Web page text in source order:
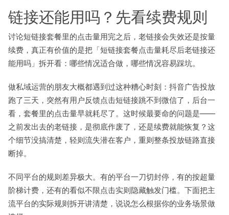
链接还能用吗？先看续费规则
讨论短链接套餐里的点击量用完之后，老链接会失效还是按量
续费，真正有价值的是把「短链接套餐点击量耗尽后老链接还
能用吗」拆开看：哪些情况适合做，哪些情况容易踩坑。
做私域运营的朋友大概都遇到过这种糟心时刻：抖音广告投放
跑了三天，突然有用户反馈点击短链接跳不到微信了，后台一
看，套餐里的点击量早就耗尽了。这时候最要命的问题是——
之前发出去的老链接，是彻底作废了，还是续费就能恢复？这
个细节没搞清楚，轻则流失潜在客户，重则整条投放链路直接
断掉。
不同平台的规则差异极大。有的平台一刀切封停，有的按超量
阶梯计费，还有的看似不限点击实则隐藏触发门槛。下面把主
流平台的实际规则拆开讲清楚，说说怎么根据你的业务场景做